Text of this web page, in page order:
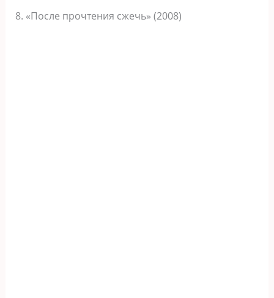
8. «После прочтения сжечь» (2008)